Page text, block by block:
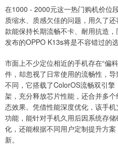
在1000 - 2000元这一热门购机价位
质缩水、质感欠佳的问题，用久了
款能保持长期流畅不卡、耐用抗造
发布的OPPO K13s将是不容错过的选
市面上不少定位相近的手机存在“偏
件，却忽视了日常使用的流畅性，
不同，它搭载了ColorOS流畅双引
架，充分释放芯片性能，还合并多
态效果。凭借性能深度优化，该手
功能，能针对手机久用后因系统存
化，还能根据不同用户定制提升方
新。